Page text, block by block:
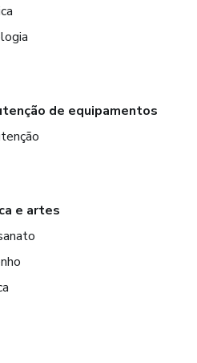
de equipamentos
e artes